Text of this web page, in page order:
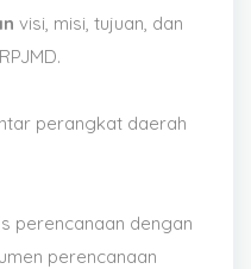
visi, misi, tujuan, dan
perangkat daerah
perencanaan dengan
perencanaan